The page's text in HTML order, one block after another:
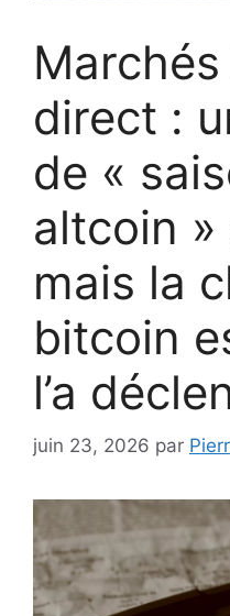
direct :
de «
altcoin
mais la
bitcoin
l’a
juin 23, 2026 par